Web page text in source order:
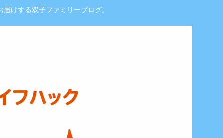
けする双子ファミリーブログ。